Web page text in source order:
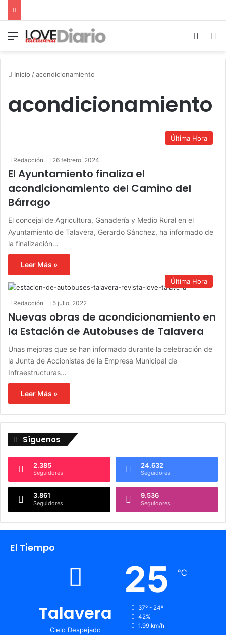
Menú
Inicio /acondicionamiento
acondicionamiento
Última Hora
Redacción 26 febrero, 2024
El Ayuntamiento finaliza el
acondicionamiento del Camino del
Bárrago
El concejal de Agricultura, Ganadería y Medio Rural en el
Ayuntamiento de Talavera, Gerardo Sánchez, ha informado de
la finalización…
Leer Más »
Última Hora
Redacción 5 julio, 2022
Nuevas obras de acondicionamiento en
la Estación de Autobuses de Talavera
Unas mejoras que se han informado durante la celebración de
la Junta de Accionistas de la Empresa Municipal de
Infraestructuras…
Leer Más »
Síguenos
2.385
Seguidores
24.632
Seguidores
3.861
Seguidores
9.536
Seguidores
El Tiempo
Talavera
Cielo Despejado
25 ℃
37º - 24º
42%
1.99 km/h